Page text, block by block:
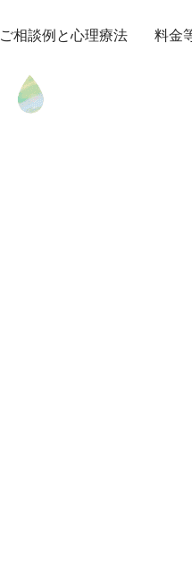
ご相談例と心理療法 料金